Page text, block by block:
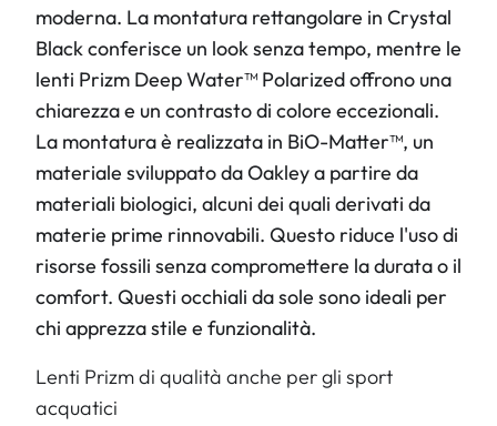
moderna. La montatura rettangolare in Crystal
Black conferisce un look senza tempo, mentre le
lenti Prizm Deep Water™ Polarized offrono una
chiarezza e un contrasto di colore eccezionali.
La montatura è realizzata in BiO-Matter™, un
materiale sviluppato da Oakley a partire da
materiali biologici, alcuni dei quali derivati da
materie prime rinnovabili. Questo riduce l'uso di
risorse fossili senza compromettere la durata o il
comfort. Questi occhiali da sole sono ideali per
chi apprezza stile e funzionalità.
Lenti Prizm di qualità anche per gli sport
acquatici